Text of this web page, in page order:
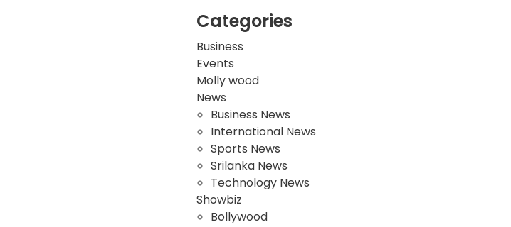
Categories
Business
Events
Molly wood
News
Business News
International News
Sports News
Srilanka News
Technology News
Showbiz
Bollywood